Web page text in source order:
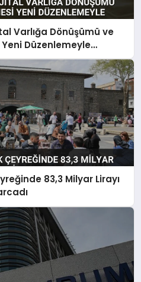
Varlığa Dönüşümü ve
Düzenlemeyle
83,3 Milyar Lirayı